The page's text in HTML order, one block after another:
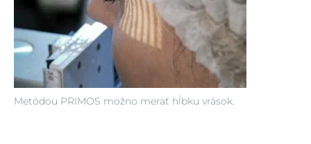
Metódou PRIMOS možno merať hĺbku vrások.